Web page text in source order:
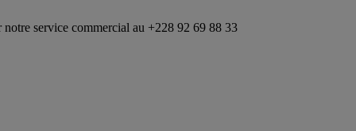
commercial au +228 92 69 88 33